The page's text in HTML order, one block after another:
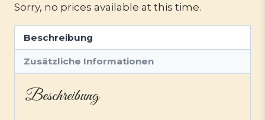
Sorry, no prices available at this time.
Beschreibung
Zusätzliche Informationen
Beschreibung